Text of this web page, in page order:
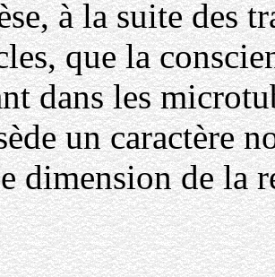
à la suite des
que la
dans les
un caractère
dimension de la